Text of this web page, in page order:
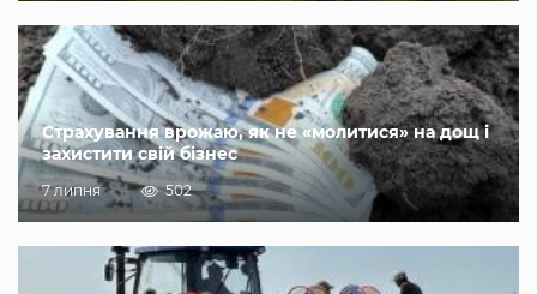
Страхування врожаю, як не «молитися» на дощ і
захистити свій бізнес
7 липня 502